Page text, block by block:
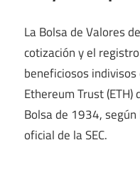
La Bolsa de Valores
cotización y el
beneficiosos
Ethereum Trust
Bolsa de 1934,
oficial de la SEC.